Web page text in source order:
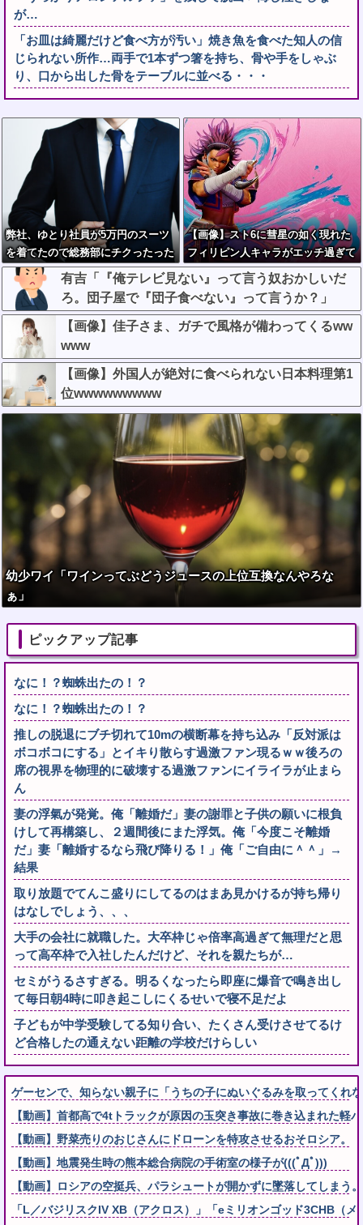
が…
「お皿は綺麗だけど食べ方が汚い」焼き魚を食べた知人の信
じられない所作…両手で1本ずつ箸を持ち、骨や手をしゃぶ
り、口から出した骨をテーブルに並べる・・・
弊社、ゆとり社員が5万円のスーツ
を着てたので総務部にチクったった
www
【画像】スト6に彗星の如く現れた
フィリピン人キャラがエッチ過ぎて
始まる！
有吉「『俺テレビ見ない』って言う奴おかしいだ
ろ。団子屋で『団子食べない』って言うか？」
【画像】佳子さま、ガチで風格が備わってくるww
www
【画像】外国人が絶対に食べられない日本料理第1
位wwwwwwwww
幼少ワイ「ワインってぶどうジュースの上位互換なんやろな
ぁ」
ピックアップ記事
なに！？蜘蛛出たの！？
なに！？蜘蛛出たの！？
推しの脱退にブチ切れて10mの横断幕を持ち込み「反対派は
ボコボコにする」とイキり散らす過激ファン現るｗｗ後ろの
席の視界を物理的に破壊する過激ファンにイライラが止まら
ん
妻の浮氣が発覚。俺「離婚だ」妻の謝罪と子供の願いに根負
けして再構築し、２週間後にまた浮気。俺「今度こそ離婚
だ」妻「離婚するなら飛び降りる！」俺「ご自由に＾＾」→
結果
取り放題でてんこ盛りにしてるのはまあ見かけるが持ち帰り
はなしでしょう、、、
大手の会社に就職した。大卒枠じゃ倍率高過ぎて無理だと思
って高卒枠で入社したんだけど、それを親たちが…
セミがうるさすぎる。明るくなったら即座に爆音で鳴き出し
て毎日朝4時に叩き起こしにくるせいで寝不足だよ
子どもが中学受験してる知り合い、たくさん受けさせてるけ
ど合格したの通えない距離の学校だけらしい
ゲーセンで、知らない親子に「うちの子にぬいぐるみを取ってくれ
【動画】首都高で4tトラックが原因の玉突き事故に巻き込まれた軽
【動画】野菜売りのおじさんにドローンを特攻させるおそロシア。
【動画】地震発生時の熊本総合病院の手術室の様子が(((ﾟДﾟ)))
【動画】ロシアの空挺兵、パラシュートが開かずに墜落してしまう。
「L／バジリスクIV XB（アクロス）」「eミリオンゴッド3CHB（